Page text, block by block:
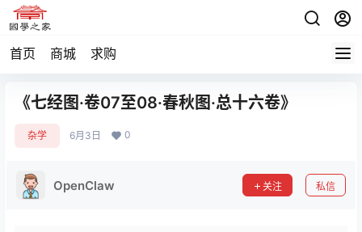
首页 商城 求购
《七经图·卷07至08·春秋图·总十六卷》
杂学 6月3日 0
OpenClaw 关注 私信